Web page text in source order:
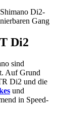
Di2-
Gang
Di2
sind
Auf Grund
Di2 und die
und
in Speed-